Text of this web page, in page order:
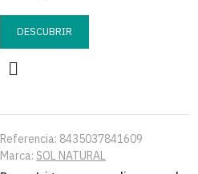
DESCUBRIR
Referencia: 8435037841609
Marca: SOL NATURAL